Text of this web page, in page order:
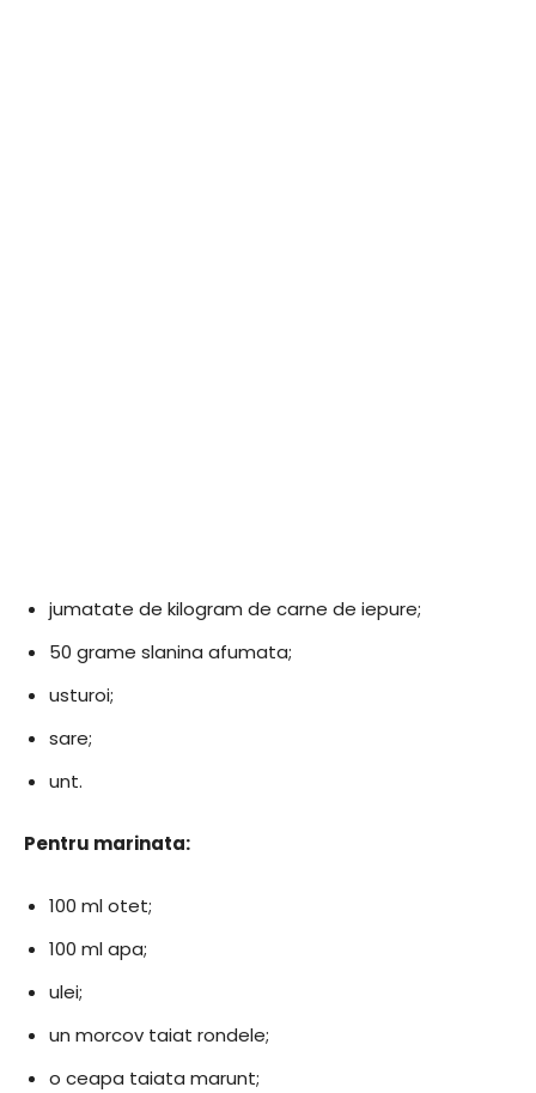
jumatate de kilogram de carne de iepure;
50 grame slanina afumata;
usturoi;
sare;
unt.
​Pentru marinata:
100 ml otet;
100 ml apa;
ulei;
un morcov taiat rondele;
o ceapa taiata marunt;